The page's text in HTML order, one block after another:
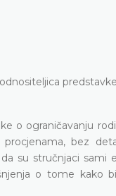
o ograničavanju
bez
su stručnjaci sami
o tome kako